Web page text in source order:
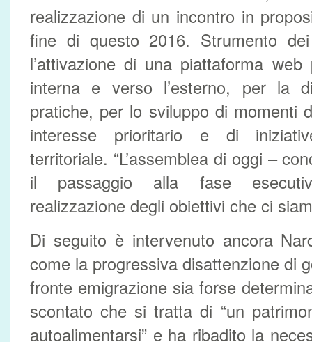
realizzazione di un incontro in
fine di questo 2016. Strumento
l’attivazione di una piattaforma
interna e verso l’esterno, per la
pratiche, per lo sviluppo di momenti
interesse prioritario e di
territoriale. “L’assemblea di oggi –
il passaggio alla fase
realizzazione degli obiettivi che ci
Di seguito è intervenuto ancora
come la progressiva disattenzione di
fronte emigrazione sia forse
scontato che si tratta di “un
autoalimentarsi” e ha ribadito la